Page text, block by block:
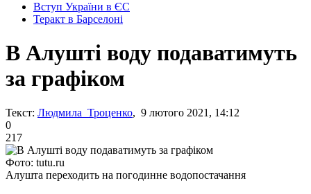
Вступ України в ЄС
Теракт в Барселоні
В Алушті воду подаватимуть
за графіком
Текст: Людмила Троценко, 9 лютого 2021, 14:12
0
217
Фото: tutu.ru
Алушта переходить на погодинне водопостачання